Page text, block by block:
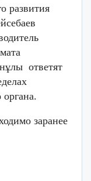
развития
ответят
органа.
заранее